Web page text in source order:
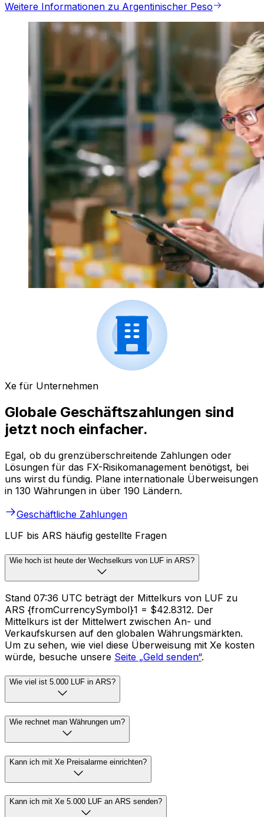
Weitere Informationen zu Argentinischer Peso
Xe für Unternehmen
Globale Geschäftszahlungen sind
jetzt noch einfacher.
Egal, ob du grenzüberschreitende Zahlungen oder
Lösungen für das FX-Risikomanagement benötigst, bei
uns wirst du fündig. Plane internationale Überweisungen
in 130 Währungen in über 190 Ländern.
Geschäftliche Zahlungen
LUF bis ARS häufig gestellte Fragen
Wie hoch ist heute der Wechselkurs von LUF in ARS?
Stand 07:36 UTC beträgt der Mittelkurs von LUF zu
ARS {fromCurrencySymbol}1 = $42.8312. Der
Mittelkurs ist der Mittelwert zwischen An- und
Verkaufskursen auf den globalen Währungsmärkten.
Um zu sehen, wie viel diese Überweisung mit Xe kosten
würde, besuche unsere Seite „Geld senden“.
Wie viel ist 5.000 LUF in ARS?
Wie rechnet man Währungen um?
Kann ich mit Xe Preisalarme einrichten?
Kann ich mit Xe 5.000 LUF an ARS senden?